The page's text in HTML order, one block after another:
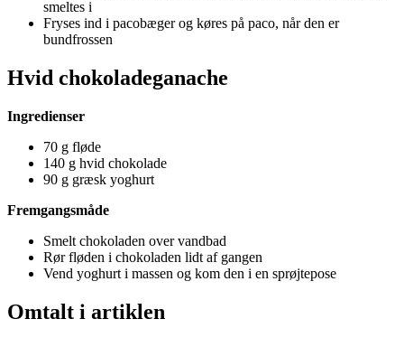
smeltes i
Fryses ind i pacobæger og køres på paco, når den er
bundfrossen
Hvid chokoladeganache
Ingredienser
70 g fløde
140 g hvid chokolade
90 g græsk yoghurt
Fremgangsmåde
Smelt chokoladen over vandbad
Rør fløden i chokoladen lidt af gangen
Vend yoghurt i massen og kom den i en sprøjtepose
Omtalt i artiklen